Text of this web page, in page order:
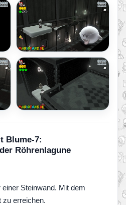
Blume-7:
Röhrenlagune
Steinwand. Mit dem
zu erreichen.